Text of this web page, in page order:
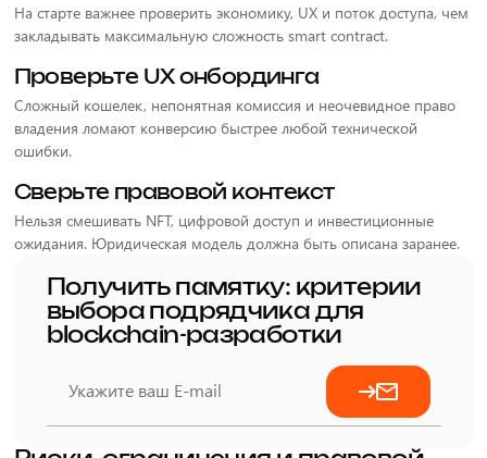
На старте важнее проверить экономику, UX и поток доступа, чем
закладывать максимальную сложность smart contract.
Проверьте UX онбординга
Сложный кошелек, непонятная комиссия и неочевидное право
владения ломают конверсию быстрее любой технической
ошибки.
Сверьте правовой контекст
Нельзя смешивать NFT, цифровой доступ и инвестиционные
ожидания. Юридическая модель должна быть описана заранее.
Получить памятку: критерии
выбора подрядчика для
blockchain-разработки